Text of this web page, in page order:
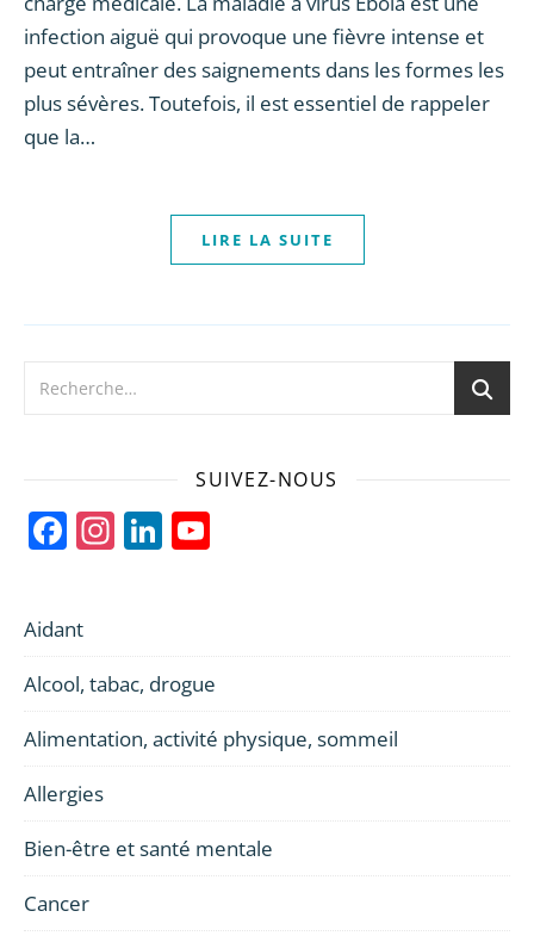
infection aiguë qui provoque une fièvre intense et
peut entraîner des saignements dans les formes les
plus sévères. Toutefois, il est essentiel de rappeler
que la…
LIRE LA SUITE
SUIVEZ-NOUS
Facebook
Instagram
LinkedIn
Aidant
Alcool, tabac, drogue
Alimentation, activité physique, sommeil
Allergies
Bien-être et santé mentale
Cancer